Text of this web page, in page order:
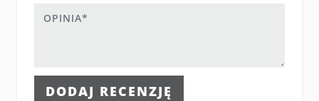
DODAJ RECENZJĘ